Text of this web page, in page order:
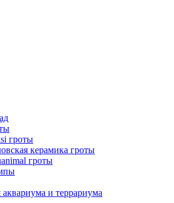
гроты
керамика гроты
гроты
аквариума и террариума